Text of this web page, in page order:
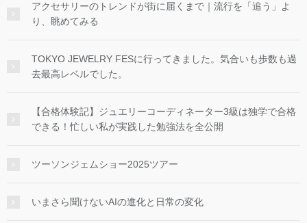
アクセサリーのトレンドが街に届くまで｜流行を「追う」よ
り、眺めてみる
TOKYO JEWELRY FESに行ってきました。気合いも歩数も過
去最高レベルでした。
【合格体験記】ジュエリーコーディネーター3級は独学で合格
できる！忙しい私が実践した勉強法を全公開
ツーソンジェムショー2025ツアー
いまさら聞けないAIの進化と日常の変化